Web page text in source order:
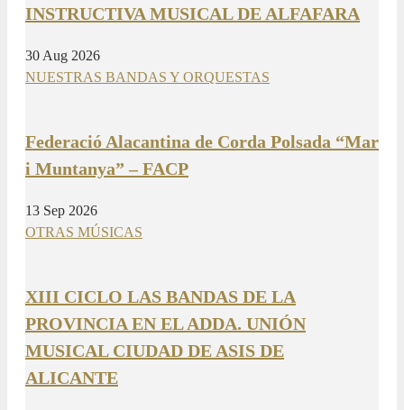
INSTRUCTIVA MUSICAL DE ALFAFARA
30 Aug 2026
NUESTRAS BANDAS Y ORQUESTAS
Federació Alacantina de Corda Polsada “Mar
i Muntanya” – FACP
13 Sep 2026
OTRAS MÚSICAS
XIII CICLO LAS BANDAS DE LA
PROVINCIA EN EL ADDA. UNIÓN
MUSICAL CIUDAD DE ASIS DE
ALICANTE